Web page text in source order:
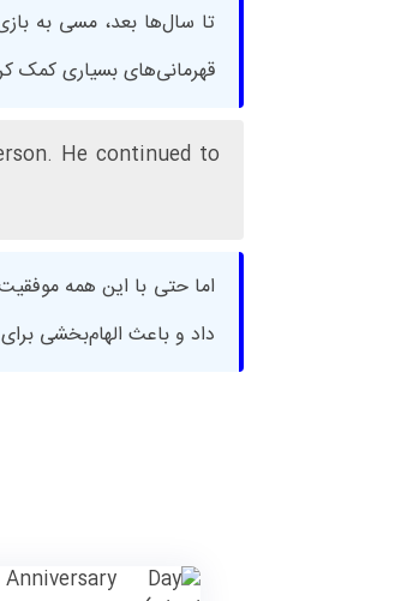
تا سال‌ها بعد، مسی به
قهرمانی‌های بسیاری کمک
He continued to
اما حتی با این همه
داد و باعث الهام‌بخشی